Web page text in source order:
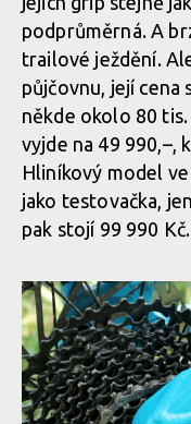
Test: Transition
Test: Transition
podprůměrná. A
trailové ježdění.
půjčovnu, její
někde okolo 80
vyjde na 49 990,–,
Hliníkový model
jako testovačka,
pak stojí 99 990 Kč.